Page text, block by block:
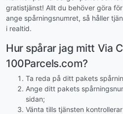
gratistjänst! Allt du behöver göra
ange spårningsnumret, så håller
i realtid.
Hur spårar jag mitt Via
100Parcels.com?
Ta reda på ditt pakets
Ange ditt pakets
sidan;
Vänta tills tjänsten